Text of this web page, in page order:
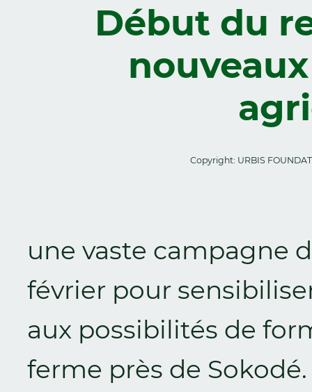
Début du
Copyright: URBIS
une vaste campagne
février pour
aux possibilités de
ferme près de